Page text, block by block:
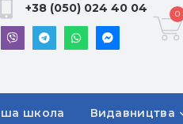
+38 (050) 024 40 04 0
школа Видавництва